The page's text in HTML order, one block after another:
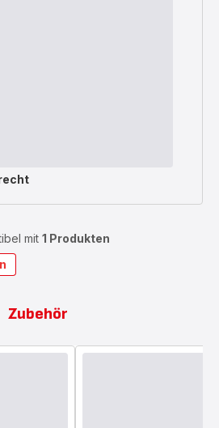
mit 1 Produkten
Zubehör